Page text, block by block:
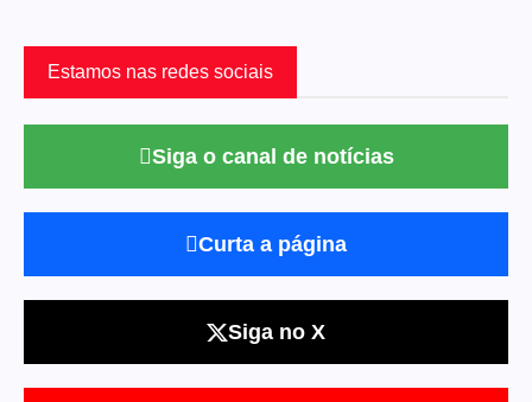
Estamos nas redes sociais
Siga o canal de notícias
Curta a página
Siga no X